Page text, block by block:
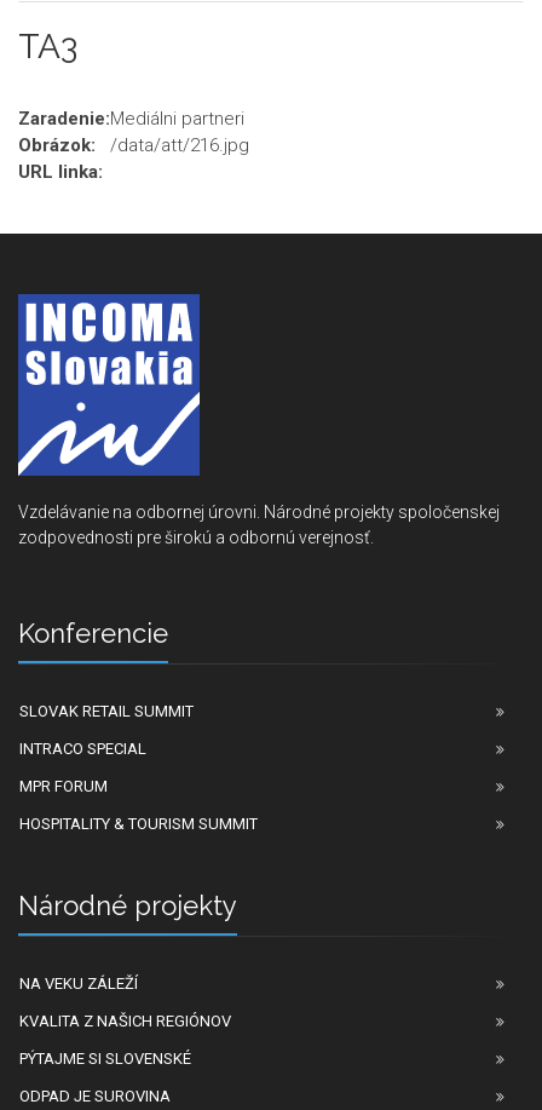
TA3
Zaradenie:Mediálni partneri
Obrázok:
/data/att/216.jpg
URL linka:
Vzdelávanie na odbornej úrovni. Národné projekty spoločenskej
zodpovednosti pre širokú a odbornú verejnosť.
Konferencie
SLOVAK RETAIL SUMMIT
INTRACO SPECIAL
MPR FORUM
HOSPITALITY & TOURISM SUMMIT
Národné projekty
NA VEKU ZÁLEŽÍ
KVALITA Z NAŠICH REGIÓNOV
PÝTAJME SI SLOVENSKÉ
ODPAD JE SUROVINA